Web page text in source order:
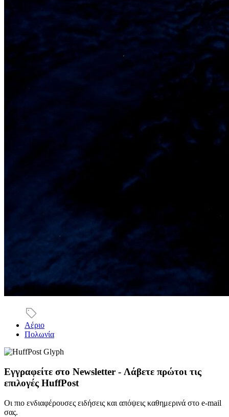
Αέριο
Πολωνία
Εγγραφείτε στο Newsletter - Λάβετε πρώτοι τις
επιλογές HuffPost
Οι πιο ενδιαφέρουσες ειδήσεις και απόψεις καθημερινά στο e-mail
σας.